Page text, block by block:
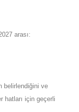
arası:
belirlendiğini ve
hatları için geçerli